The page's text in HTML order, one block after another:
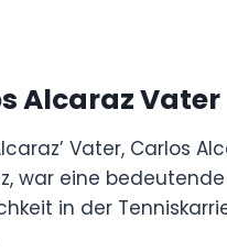
Alcaraz Vater
Vater, Carlos
war eine bedeutende
in der